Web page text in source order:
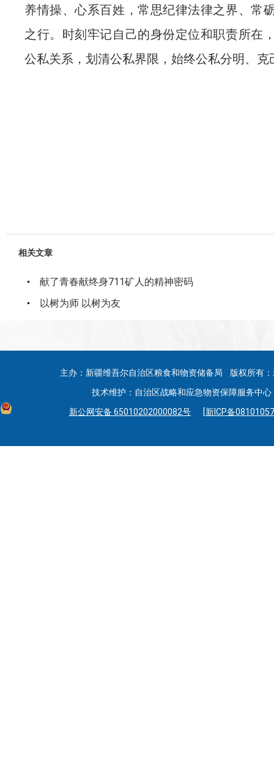
养情操、心系百姓，常思纪律法律之界、常
之行。时刻牢记自己的身份定位和职责所在
公私关系，划清公私界限，始终公私分明、克
相关文章
献了青春献终身711矿人的精神密码
以树为师 以树为友
主办：新疆维吾尔自治区粮食和物资储备局 版权所有
技术维护：自治区战略和应急物资保障服务中
新公网安备 65010202000082号
[新ICP备